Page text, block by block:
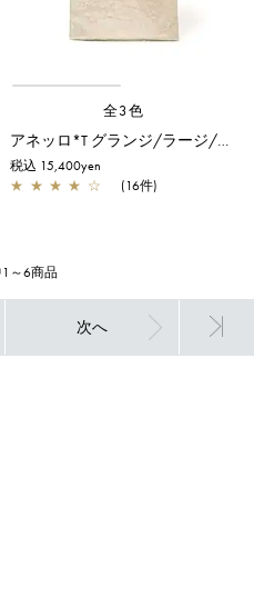
全3色
アネッロ*T グランジ/ラージ/シャンパンゴールド
税込 15,400yen
★ ★ ★ ★ ☆ (16件)
～6商品
次へ